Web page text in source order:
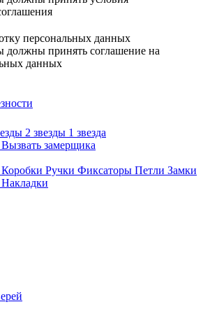
персональных данных
должны принять соглашение на
данных
2 звезды 1 звезда
Вызвать замерщика
Коробки Ручки Фиксаторы Петли Замки
Накладки